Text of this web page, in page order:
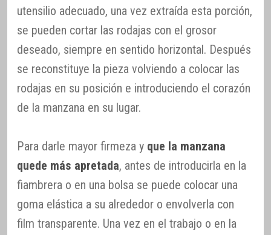
utensilio adecuado, una vez extraída esta porción,
se pueden cortar las rodajas con el grosor
deseado, siempre en sentido horizontal. Después
se reconstituye la pieza volviendo a colocar las
rodajas en su posición e introduciendo el corazón
de la manzana en su lugar.
Para darle mayor firmeza y que la manzana
quede más apretada, antes de introducirla en la
fiambrera o en una bolsa se puede colocar una
goma elástica a su alrededor o envolverla con
film transparente. Una vez en el trabajo o en la